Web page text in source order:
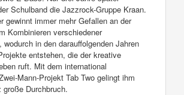
Schulband die Jazzrock-Gruppe Kraan.
gewinnt immer mehr Gefallen an der
Kombinieren verschiedener
wodurch in den darauffolgenden Jahren
entstehen, die der kreative
ruft. Mit dem international
Mann-Projekt Tab Two gelingt ihm
große Durchbruch.